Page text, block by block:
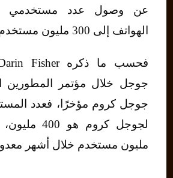
عن وصول عدد مستخدمي
الهواتف إلى 300 مليون مستخدم.
جوجل خلال مؤتمر المطورين
جوجل كروم مؤخرًا، فعدد
مليون مستخدم خلال أشهر